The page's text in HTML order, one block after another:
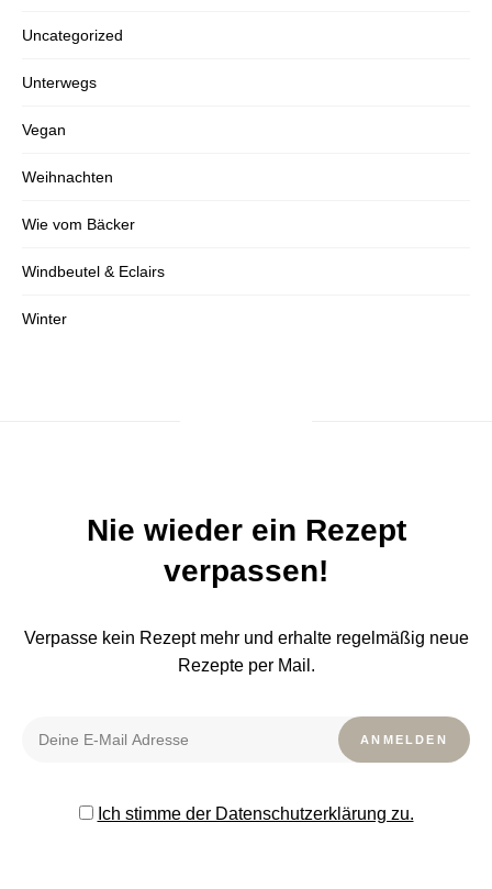
Uncategorized
Unterwegs
Vegan
Weihnachten
Wie vom Bäcker
Windbeutel & Eclairs
Winter
Nie wieder ein Rezept
verpassen!
Verpasse kein Rezept mehr und erhalte regelmäßig neue
Rezepte per Mail.
Ich stimme der Datenschutzerklärung zu.